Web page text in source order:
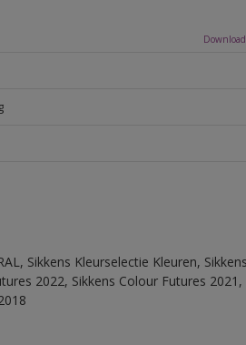
Sikkens Kleurselectie Kleuren, Sikkens
2022, Sikkens Colour Futures